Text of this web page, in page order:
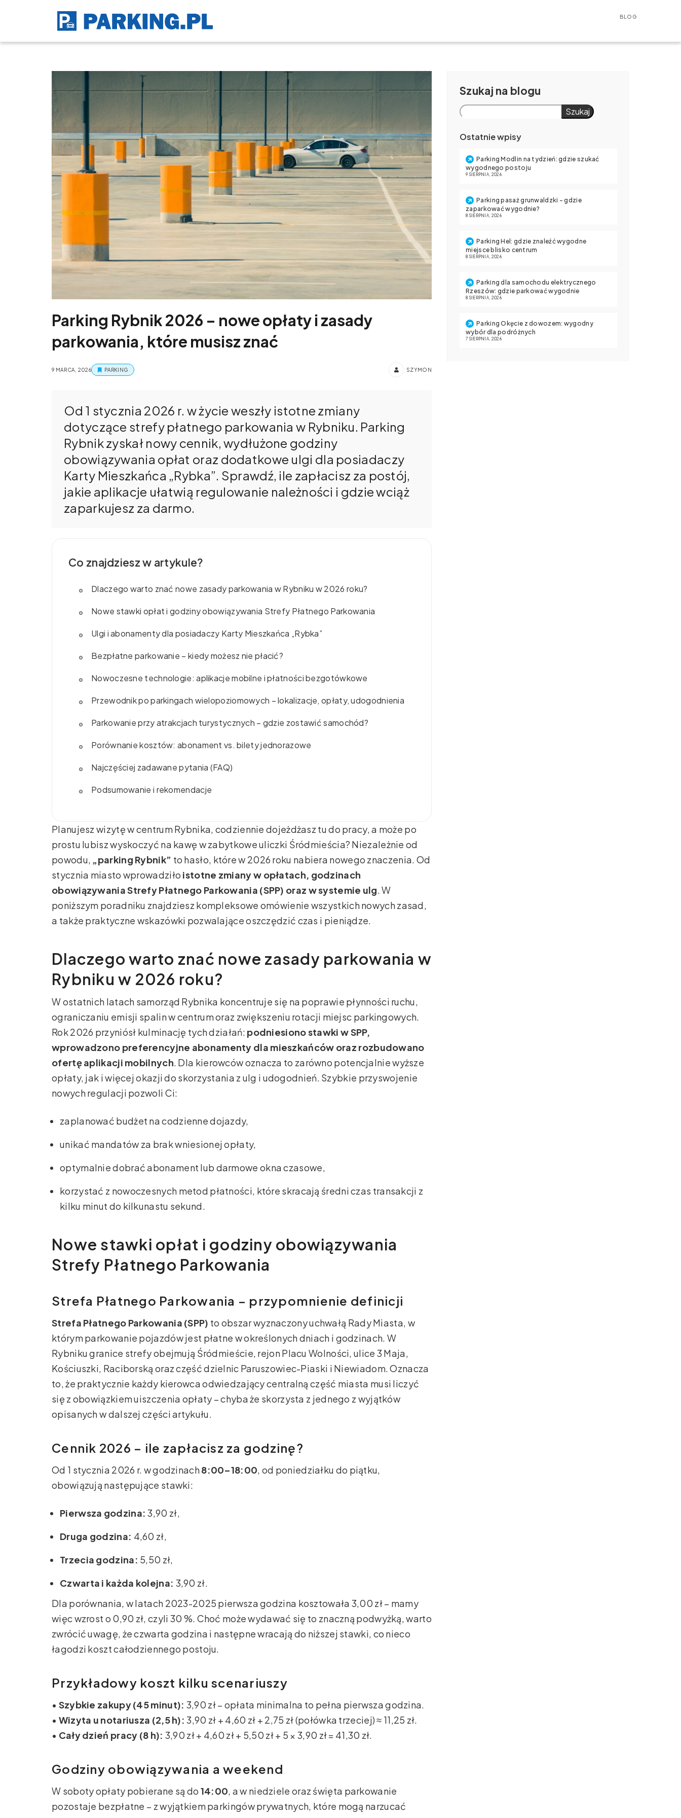
BLOG
Parking Rybnik 2026 – nowe opłaty i zasady
parkowania, które musisz znać
9 MARCA, 2026 PARKING SZYMON
Od 1 stycznia 2026 r. w życie weszły istotne zmiany
dotyczące strefy płatnego parkowania w Rybniku. Parking
Rybnik zyskał nowy cennik, wydłużone godziny
obowiązywania opłat oraz dodatkowe ulgi dla posiadaczy
Karty Mieszkańca „Rybka”. Sprawdź, ile zapłacisz za postój,
jakie aplikacje ułatwią regulowanie należności i gdzie wciąż
zaparkujesz za darmo.
Co znajdziesz w artykule?
Dlaczego warto znać nowe zasady parkowania w Rybniku w 2026 roku?
Nowe stawki opłat i godziny obowiązywania Strefy Płatnego Parkowania
Ulgi i abonamenty dla posiadaczy Karty Mieszkańca „Rybka”
Bezpłatne parkowanie – kiedy możesz nie płacić?
Nowoczesne technologie: aplikacje mobilne i płatności bezgotówkowe
Przewodnik po parkingach wielopoziomowych – lokalizacje, opłaty, udogodnienia
Parkowanie przy atrakcjach turystycznych – gdzie zostawić samochód?
Porównanie kosztów: abonament vs. bilety jednorazowe
Najczęściej zadawane pytania (FAQ)
Podsumowanie i rekomendacje
Planujesz wizytę w centrum Rybnika, codziennie dojeżdżasz tu do pracy, a może po
prostu lubisz wyskoczyć na kawę w zabytkowe uliczki Śródmieścia? Niezależnie od
powodu, „parking Rybnik” to hasło, które w 2026 roku nabiera nowego znaczenia. Od
stycznia miasto wprowadziło istotne zmiany w opłatach, godzinach
obowiązywania Strefy Płatnego Parkowania (SPP) oraz w systemie ulg. W
poniższym poradniku znajdziesz kompleksowe omówienie wszystkich nowych zasad,
a także praktyczne wskazówki pozwalające oszczędzić czas i pieniądze.
Dlaczego warto znać nowe zasady parkowania w
Rybniku w 2026 roku?
W ostatnich latach samorząd Rybnika koncentruje się na poprawie płynności ruchu,
ograniczaniu emisji spalin w centrum oraz zwiększeniu rotacji miejsc parkingowych.
Rok 2026 przyniósł kulminację tych działań: podniesiono stawki w SPP,
wprowadzono preferencyjne abonamenty dla mieszkańców oraz rozbudowano
ofertę aplikacji mobilnych. Dla kierowców oznacza to zarówno potencjalnie wyższe
opłaty, jak i więcej okazji do skorzystania z ulg i udogodnień. Szybkie przyswojenie
nowych regulacji pozwoli Ci:
zaplanować budżet na codzienne dojazdy,
unikać mandatów za brak wniesionej opłaty,
optymalnie dobrać abonament lub darmowe okna czasowe,
korzystać z nowoczesnych metod płatności, które skracają średni czas transakcji z
kilku minut do kilkunastu sekund.
Nowe stawki opłat i godziny obowiązywania
Strefy Płatnego Parkowania
Strefa Płatnego Parkowania – przypomnienie definicji
Strefa Płatnego Parkowania (SPP) to obszar wyznaczony uchwałą Rady Miasta, w
którym parkowanie pojazdów jest płatne w określonych dniach i godzinach. W
Rybniku granice strefy obejmują Śródmieście, rejon Placu Wolności, ulice 3 Maja,
Kościuszki, Raciborską oraz część dzielnic Paruszowiec-Piaski i Niewiadom. Oznacza
to, że praktycznie każdy kierowca odwiedzający centralną część miasta musi liczyć
się z obowiązkiem uiszczenia opłaty – chyba że skorzysta z jednego z wyjątków
opisanych w dalszej części artykułu.
Cennik 2026 – ile zapłacisz za godzinę?
Od 1 stycznia 2026 r. w godzinach8:00–18:00, od poniedziałku do piątku,
obowiązują następujące stawki:
Pierwsza godzina: 3,90 zł,
Druga godzina: 4,60 zł,
Trzecia godzina: 5,50 zł,
Czwarta i każda kolejna: 3,90 zł.
Dla porównania, w latach 2023-2025 pierwsza godzina kosztowała 3,00 zł – mamy
więc wzrost o 0,90 zł, czyli 30 %. Choć może wydawać się to znaczną podwyżką, warto
zwrócić uwagę, że czwarta godzina i następne wracają do niższej stawki, co nieco
łagodzi koszt całodziennego postoju.
Przykładowy koszt kilku scenariuszy
• Szybkie zakupy (45 minut): 3,90 zł – opłata minimalna to pełna pierwsza godzina.
• Wizyta u notariusza (2,5 h): 3,90 zł + 4,60 zł + 2,75 zł (połówka trzeciej) ≈ 11,25 zł.
• Cały dzień pracy (8 h): 3,90 zł + 4,60 zł + 5,50 zł + 5 × 3,90 zł = 41,30 zł.
Godziny obowiązywania a weekend
W soboty opłaty pobierane są do 14:00, a w niedziele oraz święta parkowanie
pozostaje bezpłatne – z wyjątkiem parkingów prywatnych, które mogą narzucać
Szukaj
Szukaj
Ostatnie wpisy
Parking Modlin na tydzień: gdzie szukać
wygodnego postoju
9 SIERPNIA, 2026
Parking pasaż grunwaldzki – gdzie
zaparkować wygodnie?
8 SIERPNIA, 2026
Parking Hel: gdzie znaleźć wygodne
miejsce blisko centrum
8 SIERPNIA, 2026
Parking dla samochodu elektrycznego
Rzeszów: gdzie parkować wygodnie
8 SIERPNIA, 2026
Parking Okęcie z dowozem: wygodny
wybór dla podróżnych
7 SIERPNIA, 2026